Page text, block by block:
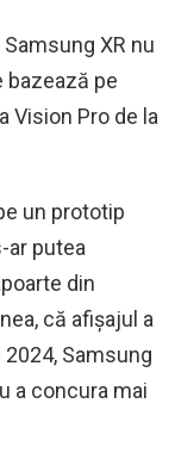
XR nu
bazează pe
Vision Pro de la
un prototip
ar putea
din
că afișajul a
Samsung
a concura mai